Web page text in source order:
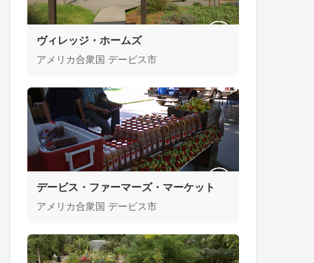
ヴィレッジ・ホームズ
アメリカ合衆国 デービス市
デービス・ファーマーズ・マーケット
アメリカ合衆国 デービス市